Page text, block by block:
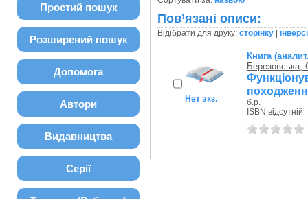
Простий пошук
Розширений пошук
Допомога
Автори
Видавництва
Серії
Пов’язані описи:
Відібрати для друку: сторінку|
Нет экз.
Книга
Березовська,
б.р.
ISBN відсутній